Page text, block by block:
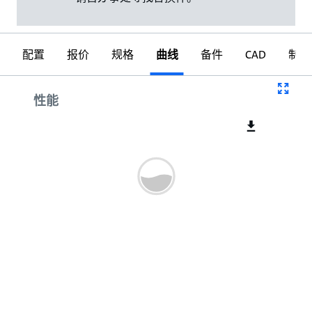
配置 报价 规格 曲线 备件 CAD 制图
性能